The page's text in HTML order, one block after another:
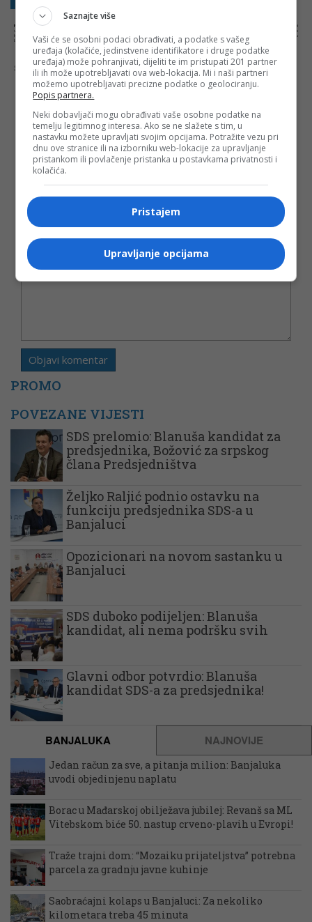
NAPOMENA:Komentari odražavaju stavove njihovih autora, a ne nužno i stavove internet portala Banjaluka.com. Molimo korisnike da se suzdrže od
vrijeđanja, psovanja i vulgarnog izražavanja. Portal Banjaluka.com zadržava pravo da obriše komentar bez najave i objašnjenja. Zbog velikog broja
komentara Banjaluka.com nije dužan obrisati sve komentare koji krše pravila. Kao čitalac takođe prihvatate mogućnost da među komentarima mogu
biti pronađeni sadržaji koji mogu biti u suprotnosti sa vašim vjerskim, moralnim i drugim načelima i uvjerenjima.
Šta mislite o ovoj temi?
Vaša e-mail adresa neće biti objavljena. Sva polja su
obavezna!
Ime*
Email
Komentar
PROMO
POVEZANE VIJESTI
SDS prelomio: Blanuša kandidat za
predsjednika, Božović za srpskog
člana Predsjedništva
Željko Raljić podnio ostavku na
funkciju predsjednika SDS-a u
Banjaluci
Opozicionari na novom sastanku u
Banjaluci
SDS duboko podijeljen: Blanuša
kandidat, ali nema podršku svih
Glavni odbor potvrdio: Blanuša
kandidat SDS-a za predsjednika!
BANJALUKA NAJNOVIJE
Jedan račun za sve, a pitanja milion: Banjaluka
uvodi objedinjenu naplatu
Borac u Mađarskoj obilježava jubilej: Revanš sa ML
Vitebskom biće 50. nastup crveno-plavih u Evropi!
Traže trajni dom: “Mozaiku prijateljstva” potrebna
parcela za gradnju javne kuhinje
Saobraćajni kolaps u Banjaluci: Za nekoliko
kilometara treba 45 minuta
Saznajte više
Vaši će se osobni podaci obrađivati, a podatke s vašeg
uređaja (kolačiće, jedinstvene identifikatore i druge podatke
uređaja) može pohranjivati, dijeliti te im pristupati 201 partner
ili ih može upotrebljavati ova web-lokacija. Mi i naši partneri
možemo upotrebljavati precizne podatke o geolociranju.
Popis partnera.
Neki dobavljači mogu obrađivati vaše osobne podatke na
temelju legitimnog interesa. Ako se ne slažete s tim, u
nastavku možete upravljati svojim opcijama. Potražite vezu pri
dnu ove stranice ili na izborniku web-lokacije za upravljanje
pristankom ili povlačenje pristanka u postavkama privatnosti i
kolačića.
Pristajem
Upravljanje opcijama